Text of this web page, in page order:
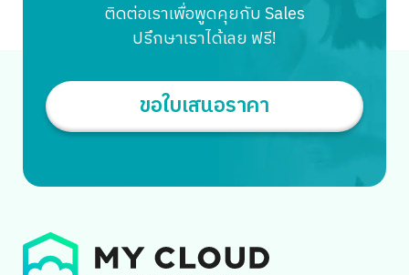
ติดต่อเราเพื่อพูดคุยกับ Sales
ปรึกษาเราได้เลย ฟรี!
ขอใบเสนอราคา